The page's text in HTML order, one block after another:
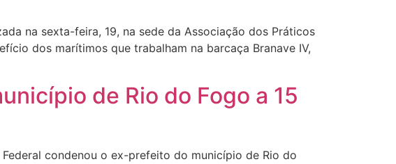
na sexta-feira, 19, na sede da Associação dos Práticos
dos marítimos que trabalham na barcaça Branave IV,
de Rio do Fogo a 15
condenou o ex-prefeito do município de Rio do